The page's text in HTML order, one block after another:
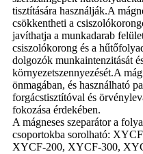
tisztítására használják.A
csökkentheti a
javíthatja a munkadarab
csiszolókorong és a
dolgozók munkaintenzitását
környezetszennyezését.A
önmagában, és használható
forgácstisztítóval és
fokozása érdekében.
A mágneses szeparátor a
csoportokba sorolható:
XYCF-200, XYCF-300,